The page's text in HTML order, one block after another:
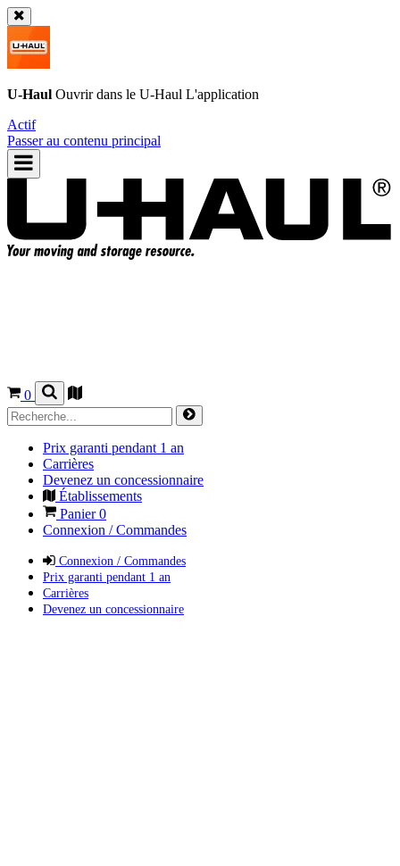
U-Haul Ouvrir dans le U-Haul L'application
Actif
Passer au contenu principal
0
Prix garanti pendant 1 an
Carrières
Devenez un concessionnaire
Établissements
Panier0
Connexion / Commandes
Connexion / Commandes
Prix garanti pendant 1 an
Carrières
Devenez un concessionnaire